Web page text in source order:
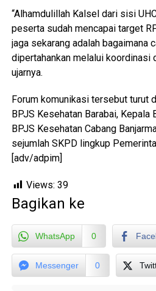
“Alhamdulillah Kalsel dari sisi
peserta sudah mencapai target
jaga sekarang adalah bagaimana
dipertahankan melalui koordinasi
ujarnya.
Forum komunikasi tersebut turut
BPJS Kesehatan Barabai, Kepala
BPJS Kesehatan Cabang
sejumlah SKPD lingkup
[adv/adpim]
Views: 39
Bagikan ke
WhatsApp 0
Messenger 0